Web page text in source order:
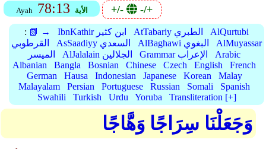
Ayah 78:13 الأية +/- -/+
: 📗 → IbnKathir ابن كثير AtTabariy الطبري
AlQurtubi
القرطوبي
AsSaadiyy السعدي AlBaghawi البغوي
AlMuyassar
الميسر
AlJalalain الجلالين Grammar الإعراب
Arabic
Albanian
Bangla Bosnian Chinese Czech English
French
German
Hausa Indonesian Japanese Korean
Malay
Malayalam
Persian Portuguese Russian Somali
Spanish
Swahili
Turkish Urdu Yoruba Transliteration [+]
وَجَعَلْنَا سِرَاجًا وَهَّاجًا